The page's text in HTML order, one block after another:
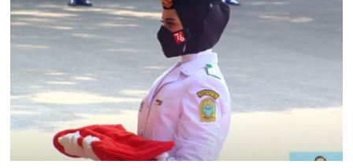
2
1